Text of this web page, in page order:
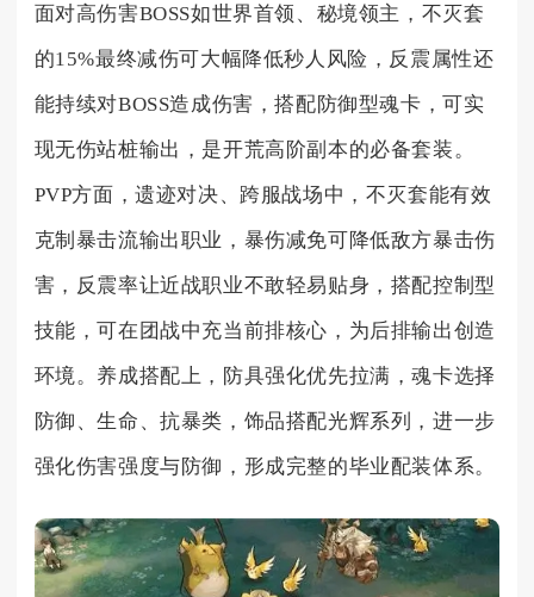
面对高伤害BOSS如世界首领、秘境领主，不灭套
的15%最终减伤可大幅降低秒人风险，反震属性还
能持续对BOSS造成伤害，搭配防御型魂卡，可实
现无伤站桩输出，是开荒高阶副本的必备套装。
PVP方面，遗迹对决、跨服战场中，不灭套能有效
克制暴击流输出职业，暴伤减免可降低敌方暴击伤
害，反震率让近战职业不敢轻易贴身，搭配控制型
技能，可在团战中充当前排核心，为后排输出创造
环境。养成搭配上，防具强化优先拉满，魂卡选择
防御、生命、抗暴类，饰品搭配光辉系列，进一步
强化伤害强度与防御，形成完整的毕业配装体系。